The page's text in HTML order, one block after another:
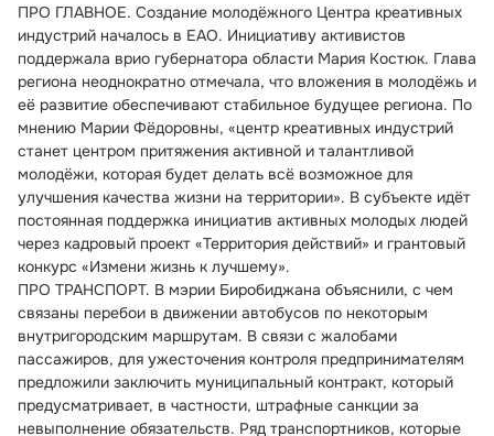
ПРО ГЛАВНОЕ. Создание молодёжного Центра креативных
индустрий началось в ЕАО. Инициативу активистов
поддержала врио губернатора области Мария Костюк. Глава
региона неоднократно отмечала, что вложения в молодёжь и
её развитие обеспечивают стабильное будущее региона. По
мнению Марии Фёдоровны, «центр креативных индустрий
станет центром притяжения активной и талантливой
молодёжи, которая будет делать всё возможное для
улучшения качества жизни на территории». В субъекте идёт
постоянная поддержка инициатив активных молодых людей
через кадровый проект «Территория действий» и грантовый
конкурс «Измени жизнь к лучшему».
ПРО ТРАНСПОРТ. В мэрии Биробиджана объяснили, с чем
связаны перебои в движении автобусов по некоторым
внутригородским маршрутам. В связи с жалобами
пассажиров, для ужесточения контроля предпринимателям
предложили заключить муниципальный контракт, который
предусматривает, в частности, штрафные санкции за
невыполнение обязательств. Ряд транспортников, которые